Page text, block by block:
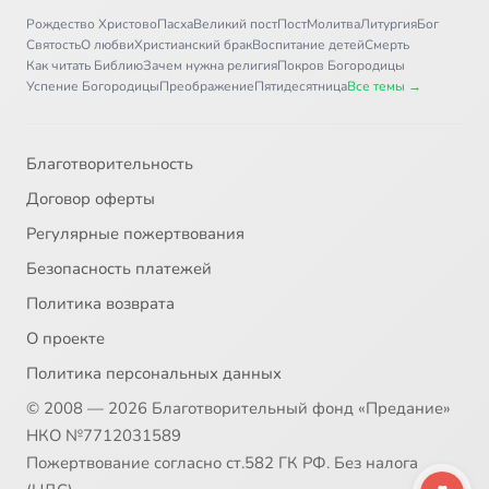
31 Дом, в котором живет Бог. Великий покаянный канон св. Андрея Критского -2
Рождество ХристовоПасхаВеликий постПостМолитваЛитургияБог
СвятостьО любвиХристианский бракВоспитание детейСмерть
Как читать БиблиюЗачем нужна религияПокров Богородицы
Успение БогородицыПреображениеПятидесятницаВсе темы →
Благотворительность
Договор оферты
Регулярные пожертвования
Безопасность платежей
Политика возврата
О проекте
Политика персональных данных
© 2008 — 2026 Благотворительный фонд «Предание»
НКО №7712031589
Пожертвование согласно ст.582 ГК РФ. Без налога